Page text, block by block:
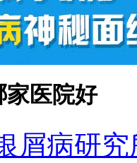
家医院好
屑病研究